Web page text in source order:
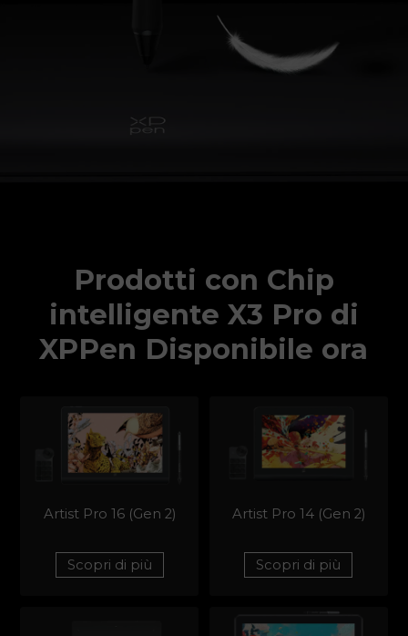
Prodotti con Chip
intelligente X3 Pro di
XPPen Disponibile ora
Artist Pro 16 (Gen 2)
Scopri di più
Artist Pro 14 (Gen 2)
Scopri di più